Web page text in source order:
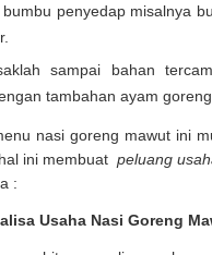
bumbu penyedap misalnya
sampai bahan
tambahan ayam
nasi goreng mawut ini
ini membuatpeluang
:
Usaha Nasi Goreng